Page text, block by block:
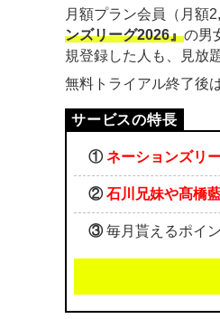
月額プラン会員（月額
ンズリーグ2026』の男
規登録した人も、見放
無料トライアル終了後
① ネーションズリ
② 石川兄妹や髙橋
③毎月貰えるポイン